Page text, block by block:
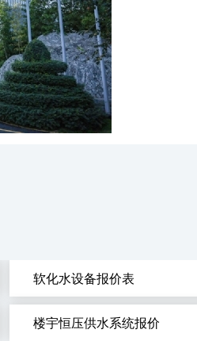
软化水设备报价表
楼宇恒压供水系统报价